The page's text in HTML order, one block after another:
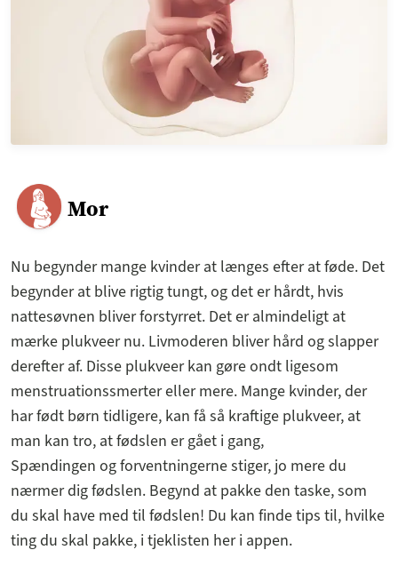
Mor
Nu begynder mange kvinder at længes efter at føde. Det
begynder at blive rigtig tungt, og det er hårdt, hvis
nattesøvnen bliver forstyrret. Det er almindeligt at
mærke plukveer nu. Livmoderen bliver hård og slapper
derefter af. Disse plukveer kan gøre ondt ligesom
menstruationssmerter eller mere. Mange kvinder, der
har født børn tidligere, kan få så kraftige plukveer, at
man kan tro, at fødslen er gået i gang,
Spændingen og forventningerne stiger, jo mere du
nærmer dig fødslen. Begynd at pakke den taske, som
du skal have med til fødslen! Du kan finde tips til, hvilke
ting du skal pakke, i tjeklisten her i appen.